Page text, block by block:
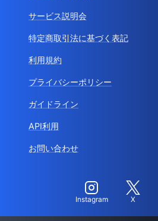
サービス説明会
特定商取引法に基づく表記
利用規約
プライバシーポリシー
ガイドライン
API利用
お問い合わせ
Instagram X